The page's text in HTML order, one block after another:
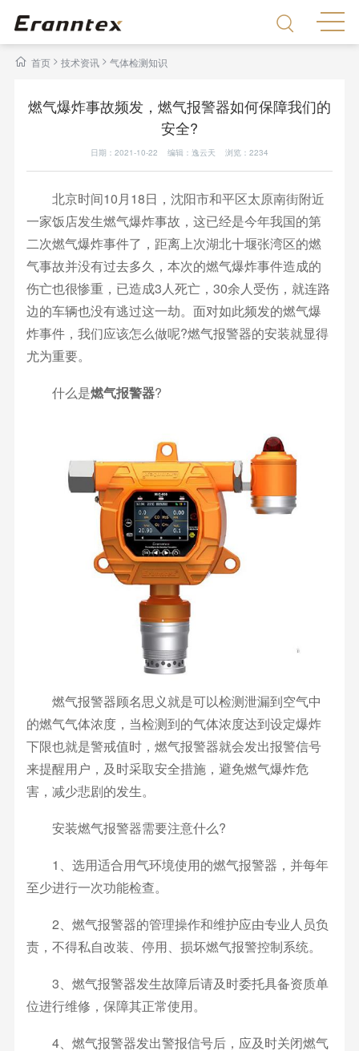
首页> 技术资讯 > 气体检测知识
燃气爆炸事故频发，燃气报警器如何保障我们的
安全?
日期：2021-10-22 编辑：逸云天 浏览： 2234
北京时间10月18日，沈阳市和平区太原南街附近
一家饭店发生燃气爆炸事故，这已经是今年我国的第
二次燃气爆炸事件了，距离上次湖北十堰张湾区的燃
气事故并没有过去多久，本次的燃气爆炸事件造成的
伤亡也很惨重，已造成3人死亡，30余人受伤，就连路
边的车辆也没有逃过这一劫。面对如此频发的燃气爆
炸事件，我们应该怎么做呢?燃气报警器的安装就显得
尤为重要。
什么是燃气报警器?
燃气报警器顾名思义就是可以检测泄漏到空气中
的燃气气体浓度，当检测到的气体浓度达到设定爆炸
下限也就是警戒值时，燃气报警器就会发出报警信号
来提醒用户，及时采取安全措施，避免燃气爆炸危
害，减少悲剧的发生。
安装燃气报警器需要注意什么?
1、选用适合用气环境使用的燃气报警器，并每年
至少进行一次功能检查。
2、燃气报警器的管理操作和维护应由专业人员负
责，不得私自改装、停用、损坏燃气报警控制系统。
3、燃气报警器发生故障后请及时委托具备资质单
位进行维修，保障其正常使用。
4、燃气报警器发出警报信号后，应及时关闭燃气